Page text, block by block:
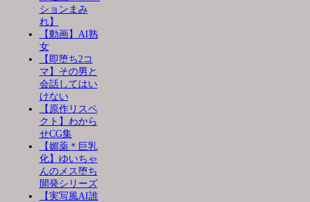
ションまみ
れ】
【動画】AI熟
女
【即堕ち2コ
マ】その男と
会話してはい
けない
【原作リスペ
クト】わから
せCG集
【媚薬＊巨乳
化】ゆいちゃ
んのメス堕ち
開発シリーズ
【実写風AI誰